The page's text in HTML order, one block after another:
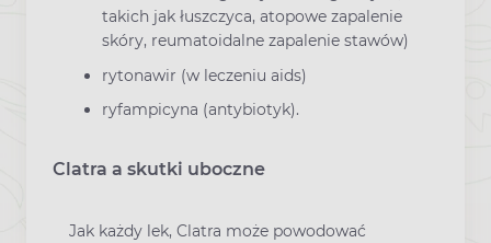
takich jak łuszczyca, atopowe zapalenie
skóry, reumatoidalne zapalenie stawów)
rytonawir (w leczeniu aids)
ryfampicyna (antybiotyk).
Clatra a skutki uboczne
Jak każdy lek, Clatra może powodować